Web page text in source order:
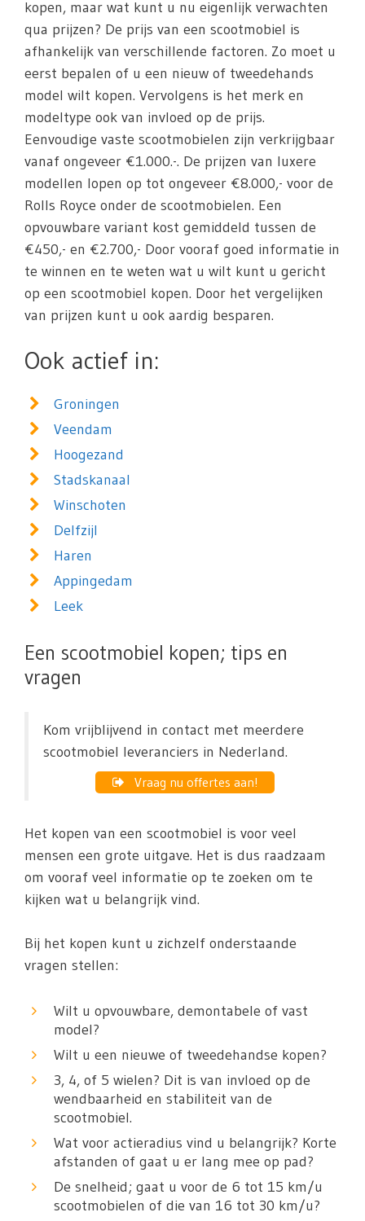
kopen, maar wat kunt u nu eigenlijk verwachten
qua prijzen? De prijs van een scootmobiel is
afhankelijk van verschillende factoren. Zo moet u
eerst bepalen of u een nieuw of tweedehands
model wilt kopen. Vervolgens is het merk en
modeltype ook van invloed op de prijs.
Eenvoudige vaste scootmobielen zijn verkrijgbaar
vanaf ongeveer €1.000.-. De prijzen van luxere
modellen lopen op tot ongeveer €8.000,- voor de
Rolls Royce onder de scootmobielen. Een
opvouwbare variant kost gemiddeld tussen de
€450,- en €2.700,- Door vooraf goed informatie in
te winnen en te weten wat u wilt kunt u gericht
op een scootmobiel kopen. Door het vergelijken
van prijzen kunt u ook aardig besparen.
Ook actief in:
Groningen
Veendam
Hoogezand
Stadskanaal
Winschoten
Delfzijl
Haren
Appingedam
Leek
Een scootmobiel kopen; tips en
vragen
Kom vrijblijvend in contact met meerdere
scootmobiel leveranciers in Nederland.
Vraag nu offertes aan!
Het kopen van een scootmobiel is voor veel
mensen een grote uitgave. Het is dus raadzaam
om vooraf veel informatie op te zoeken om te
kijken wat u belangrijk vind.
Bij het kopen kunt u zichzelf onderstaande
vragen stellen:
Wilt u opvouwbare, demontabele of vast
model?
Wilt u een nieuwe of tweedehandse kopen?
3, 4, of 5 wielen? Dit is van invloed op de
wendbaarheid en stabiliteit van de
scootmobiel.
Wat voor actieradius vind u belangrijk? Korte
afstanden of gaat u er lang mee op pad?
De snelheid; gaat u voor de 6 tot 15 km/u
scootmobielen of die van 16 tot 30 km/u?